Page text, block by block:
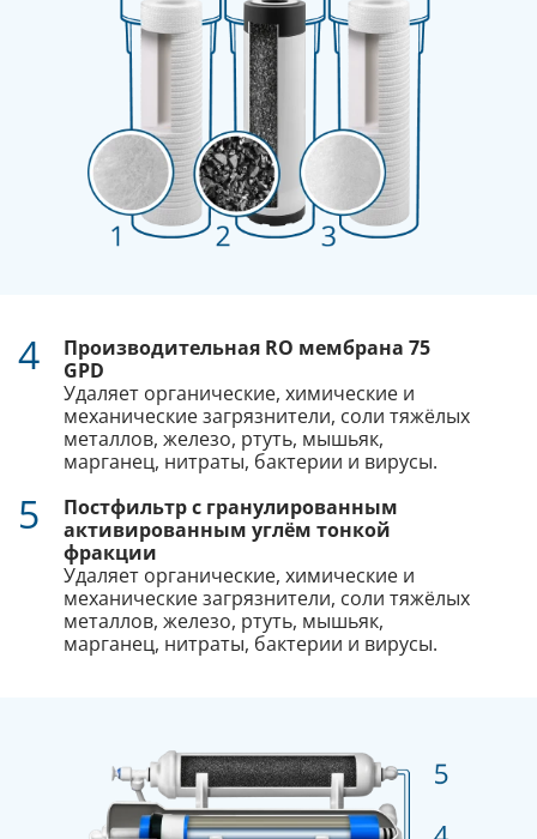
4
Производительная RO мембрана 75
GPD
Удаляет органические, химические и
механические загрязнители, соли тяжёлых
металлов, железо, ртуть, мышьяк,
марганец, нитраты, бактерии и вирусы.
5
Постфильтр с гранулированным
активированным углём тонкой
фракции
Удаляет органические, химические и
механические загрязнители, соли тяжёлых
металлов, железо, ртуть, мышьяк,
марганец, нитраты, бактерии и вирусы.